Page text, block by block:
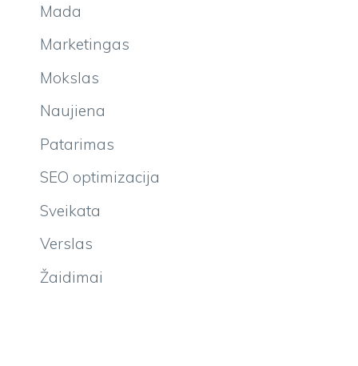
Mada
Marketingas
Mokslas
Naujiena
Patarimas
SEO optimizacija
Sveikata
Verslas
Žaidimai